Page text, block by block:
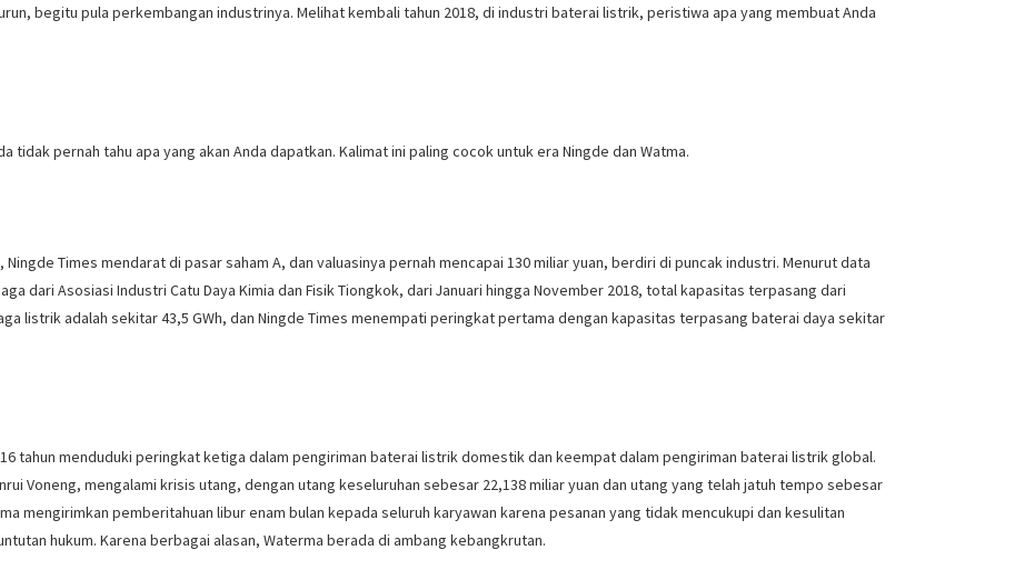
begitu pula perkembangan industrinya. Melihat kembali tahun 2018, di industri baterai listrik, peristiwa apa yang membuat Anda
pernah tahu apa yang akan Anda dapatkan. Kalimat ini paling cocok untuk era Ningde dan Watma.
Ningde Times mendarat di pasar saham A, dan valuasinya pernah mencapai 130 miliar yuan, berdiri di puncak industri. Menurut data
dari Asosiasi Industri Catu Daya Kimia dan Fisik Tiongkok, dari Januari hingga November 2018, total kapasitas terpasang dari
listrik adalah sekitar 43,5 GWh, dan Ningde Times menempati peringkat pertama dengan kapasitas terpasang baterai daya sekitar
tahun menduduki peringkat ketiga dalam pengiriman baterai listrik domestik dan keempat dalam pengiriman baterai listrik global.
Voneng, mengalami krisis utang, dengan utang keseluruhan sebesar 22,138 miliar yuan dan utang yang telah jatuh tempo sebesar
mengirimkan pemberitahuan libur enam bulan kepada seluruh karyawan karena pesanan yang tidak mencukupi dan kesulitan
hukum. Karena berbagai alasan, Waterma berada di ambang kebangkrutan.